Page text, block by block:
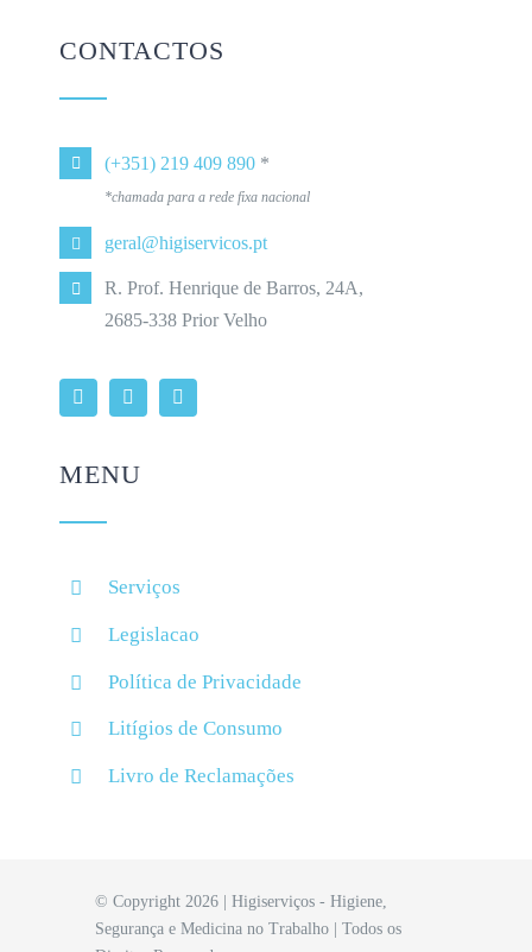
CONTACTOS
(+351) 219 409 890 *
*chamada para a rede fixa nacional
geral@higiservicos.pt
R. Prof. Henrique de Barros, 24A,
2685-338 Prior Velho
MENU
Serviços
Legislacao
Política de Privacidade
Litígios de Consumo
Livro de Reclamações
© Copyright 2026 | Higiserviços - Higiene,
Segurança e Medicina no Trabalho | Todos os